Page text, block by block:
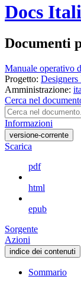
Docs
Documenti
Manuale operativo
Progetto: Designers
Amministrazione:
Cerca nel
Informazioni
versione-corrente
Scarica
pdf
html
epub
Sorgente
Azioni
indice dei contenuti
Sommario